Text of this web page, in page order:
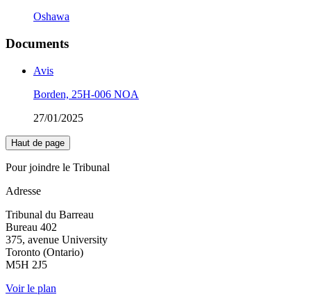
Oshawa
Documents
Avis
Borden, 25H-006 NOA
27/01/2025
Haut de page
Pour joindre le Tribunal
Adresse
Tribunal du Barreau
Bureau 402
375, avenue University
Toronto (Ontario)
M5H 2J5
Voir le plan